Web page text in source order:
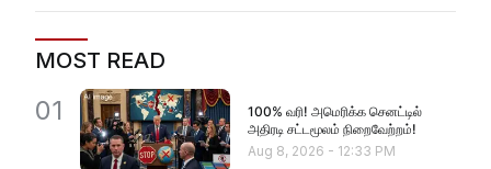
MOST READ
01
100% வரி! அமெரிக்க செனட்டில்
அதிரடி சட்டமூலம் நிறைவேற்றம்!
Aug 8, 2026 - 12:33 PM